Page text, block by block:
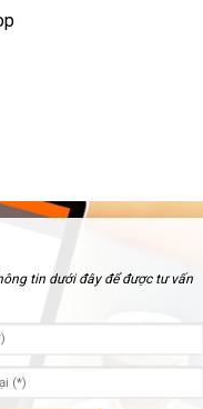
tin dưới đây để được tư vấn